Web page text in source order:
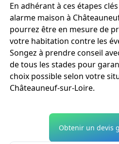
En adhérant à ces étapes
alarme maison à
pourrez être en mesure de
votre habitation contre les
Songez à prendre conseil
de tous les stades pour
choix possible selon votre
Châteauneuf-sur-Loire.
Obtenir un devis